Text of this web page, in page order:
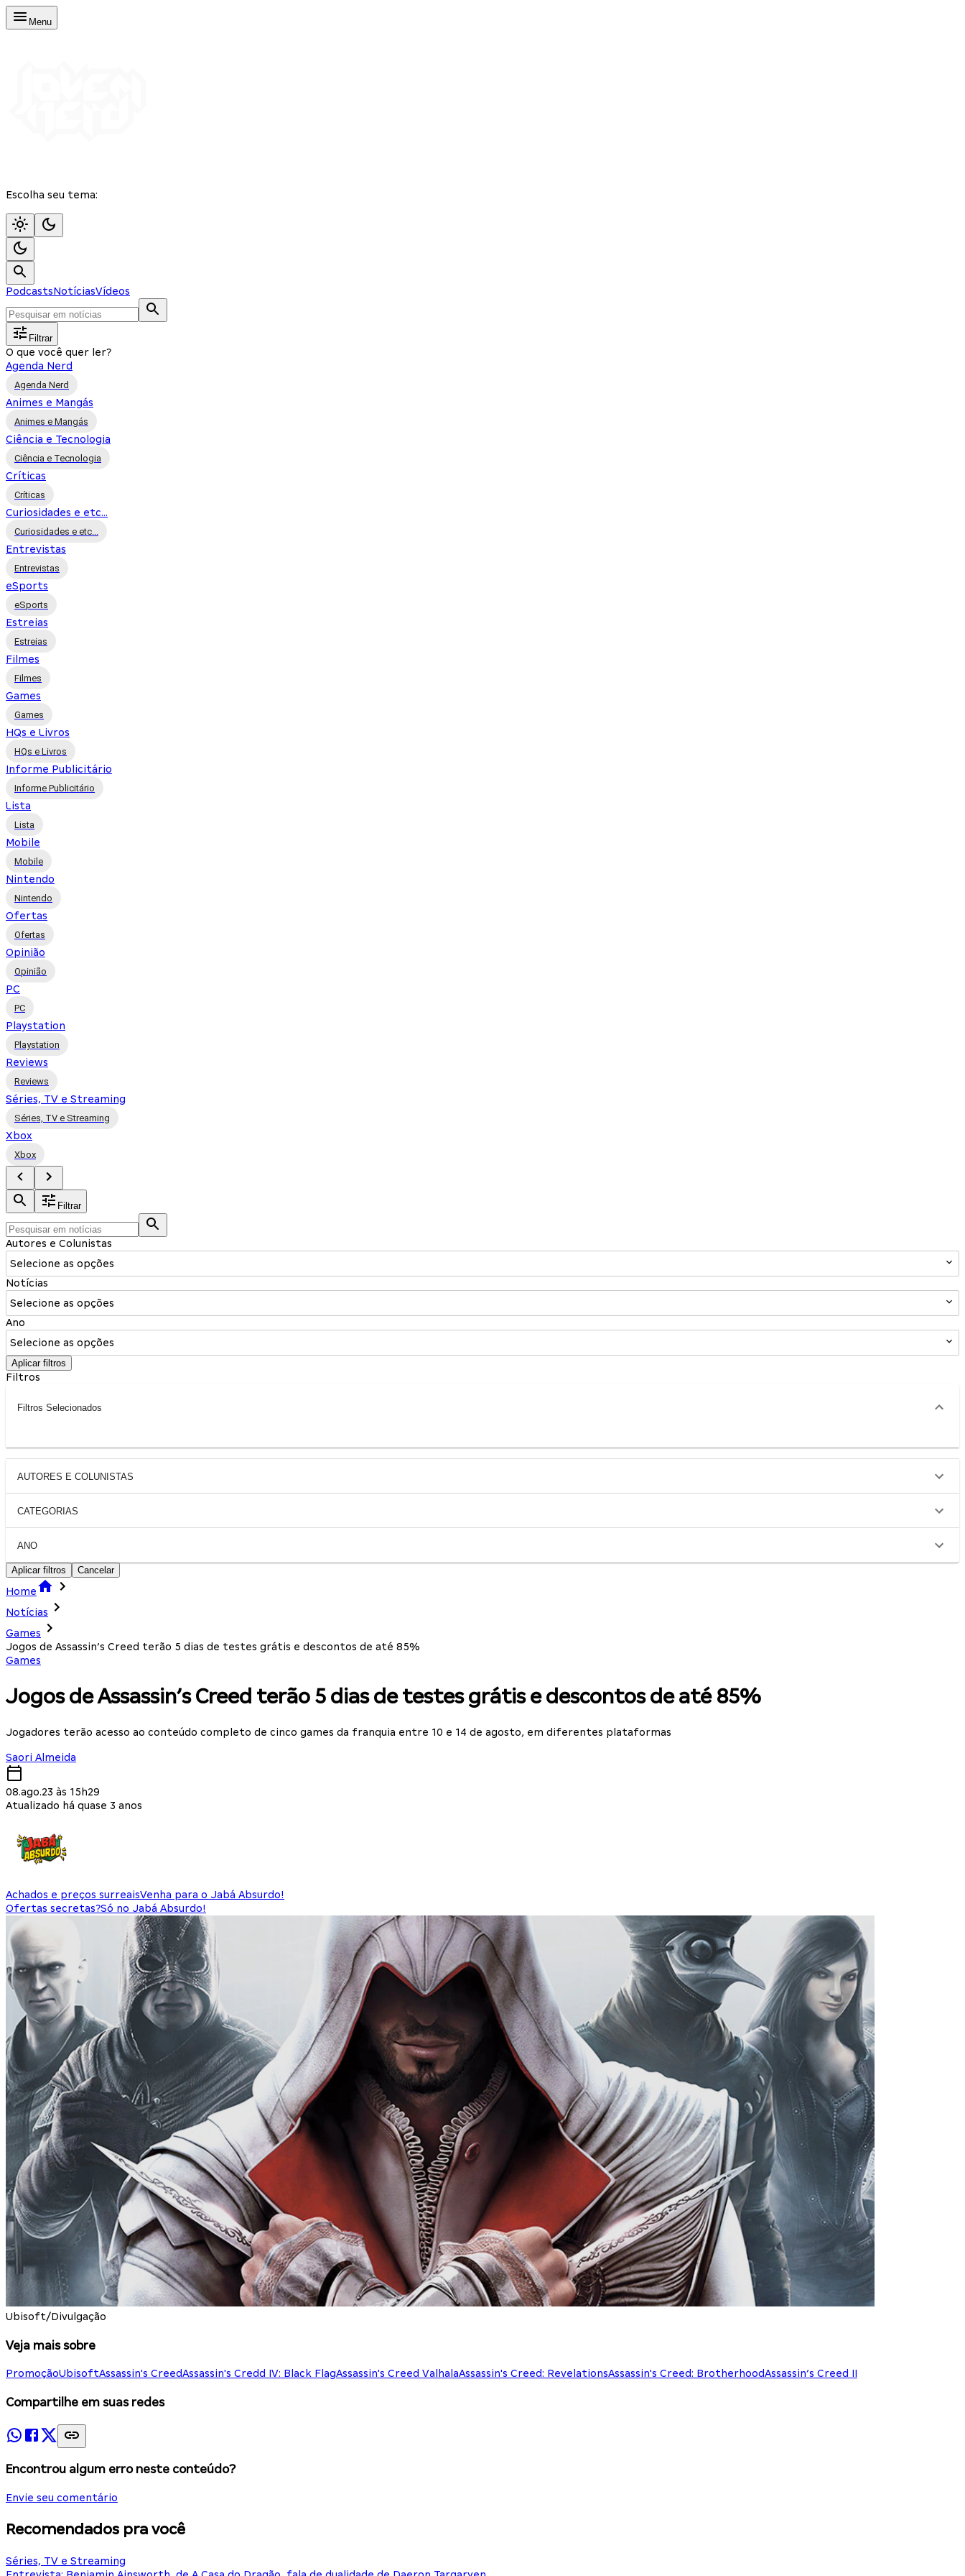
Menu
Escolha seu tema:
PodcastsNotíciasVídeos
Filtrar
O que você quer ler?
Agenda Nerd
Agenda Nerd
Animes e Mangás
Animes e Mangás
Ciência e Tecnologia
Ciência e Tecnologia
Críticas
Críticas
Curiosidades e etc...
Curiosidades e etc...
Entrevistas
Entrevistas
eSports
eSports
Estreias
Estreias
Filmes
Filmes
Games
Games
HQs e Livros
HQs e Livros
Informe Publicitário
Informe Publicitário
Lista
Lista
Mobile
Mobile
Nintendo
Nintendo
Ofertas
Ofertas
Opinião
Opinião
PC
PC
Playstation
Playstation
Reviews
Reviews
Séries, TV e Streaming
Séries, TV e Streaming
Xbox
Xbox
Filtrar
Autores e Colunistas
Selecione as opções
Notícias
Selecione as opções
Ano
Selecione as opções
Aplicar filtros
Filtros
Filtros Selecionados
AUTORES E COLUNISTAS
CATEGORIAS
ANO
Aplicar filtros Cancelar
Home
Notícias
Games
Jogos de Assassin’s Creed terão 5 dias de testes grátis e descontos de até 85%
Games
Jogos de Assassin’s Creed terão 5 dias de testes grátis e descontos de até 85%
Jogadores terão acesso ao conteúdo completo de cinco games da franquia entre 10 e 14 de agosto, em diferentes plataformas
Saori Almeida
08.ago.23 às 15h29
Atualizado há quase 3 anos
Achados e preços surreaisVenha para o Jabá Absurdo!
Ofertas secretas?Só no Jabá Absurdo!
Ubisoft/Divulgação
Veja mais sobre
PromoçãoUbisoftAssassin's CreedAssassin's Credd IV: Black FlagAssassin's Creed ValhalaAssassin's Creed: RevelationsAssassin's Creed: BrotherhoodAssassin’s Creed II
Compartilhe em suas redes
Encontrou algum erro neste conteúdo?
Envie seu comentário
Recomendados pra você
Séries, TV e Streaming